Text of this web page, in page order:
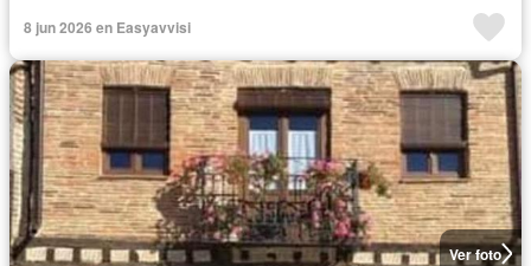
8 jun 2026 en Easyavvisi
Ver foto